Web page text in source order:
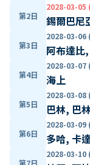
第2日
2028-03-05
錫爾巴尼
第3日
2028-03-06
阿布達比
第4日
2028-03-07
海上
第5日
2028-03-08
巴林, 巴
第6日
2028-03-09
多哈, 卡
2028-03-10